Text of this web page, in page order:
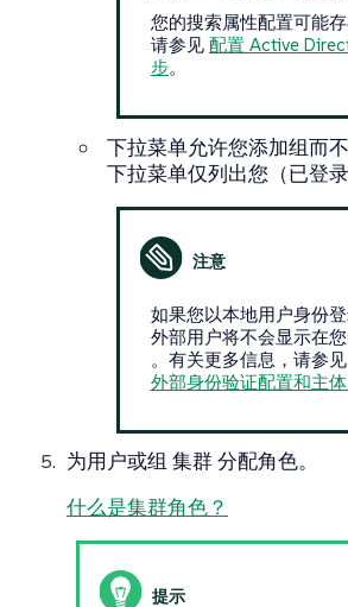
您的搜索属性配置可能存
请参见 配置 Active
步。
下拉菜单允许您添加组而不
下拉菜单仅列出您（已登
如果您以本地用户身份登
外部用户将不会显示在
。有关更多信息，请参见
外部身份验证配置和主
为用户或组集群分配角色。
什么是集群角色？